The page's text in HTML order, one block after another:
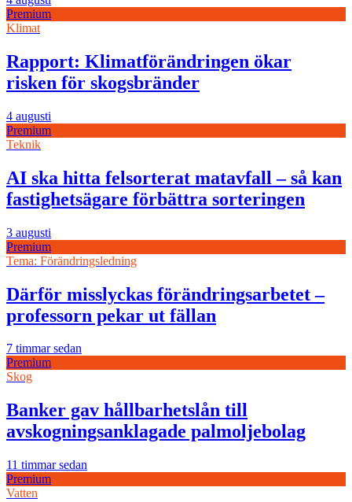
Premium
Klimat
Rapport: Klimatförändringen ökar
risken för skogsbränder
4 augusti
Premium
Teknik
AI ska hitta felsorterat matavfall – så kan
fastighetsägare förbättra sorteringen
3 augusti
Premium
Tema: Förändringsledning
Därför misslyckas förändringsarbetet –
professorn pekar ut fällan
7 timmar sedan
Premium
Skog
Banker gav hållbarhetslån till
avskogningsanklagade palmoljebolag
11 timmar sedan
Premium
Vatten